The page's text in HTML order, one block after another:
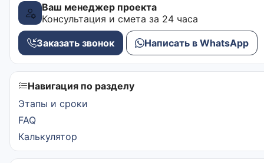
Ваш менеджер проекта
Консультация и смета за 24 часа
Заказать звонок Написать в WhatsApp
Навигация по разделу
Этапы и сроки
FAQ
Калькулятор